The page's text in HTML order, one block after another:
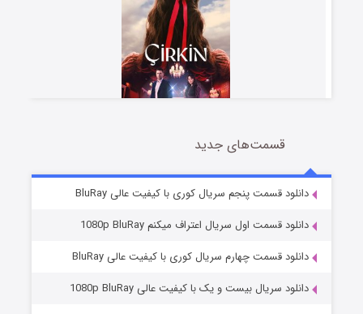
سریال زشت
قسمت2 (زیرنویس) منتشر شد
قسمت‌های جدید
دانلود قسمت پنجم سریال کوری با کیفیت عالی BluRay
دانلود قسمت اول سریال اعتراف میکنم 1080p BluRay
دانلود قسمت چهارم سریال کوری با کیفیت عالی BluRay
دانلود سریال بیست و یک با کیفیت عالی 1080p BluRay